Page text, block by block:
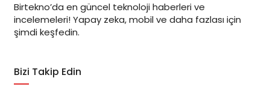
Birtekno’da en güncel teknoloji haberleri ve
incelemeleri! Yapay zeka, mobil ve daha fazlası için
şimdi keşfedin.
Bizi Takip Edin